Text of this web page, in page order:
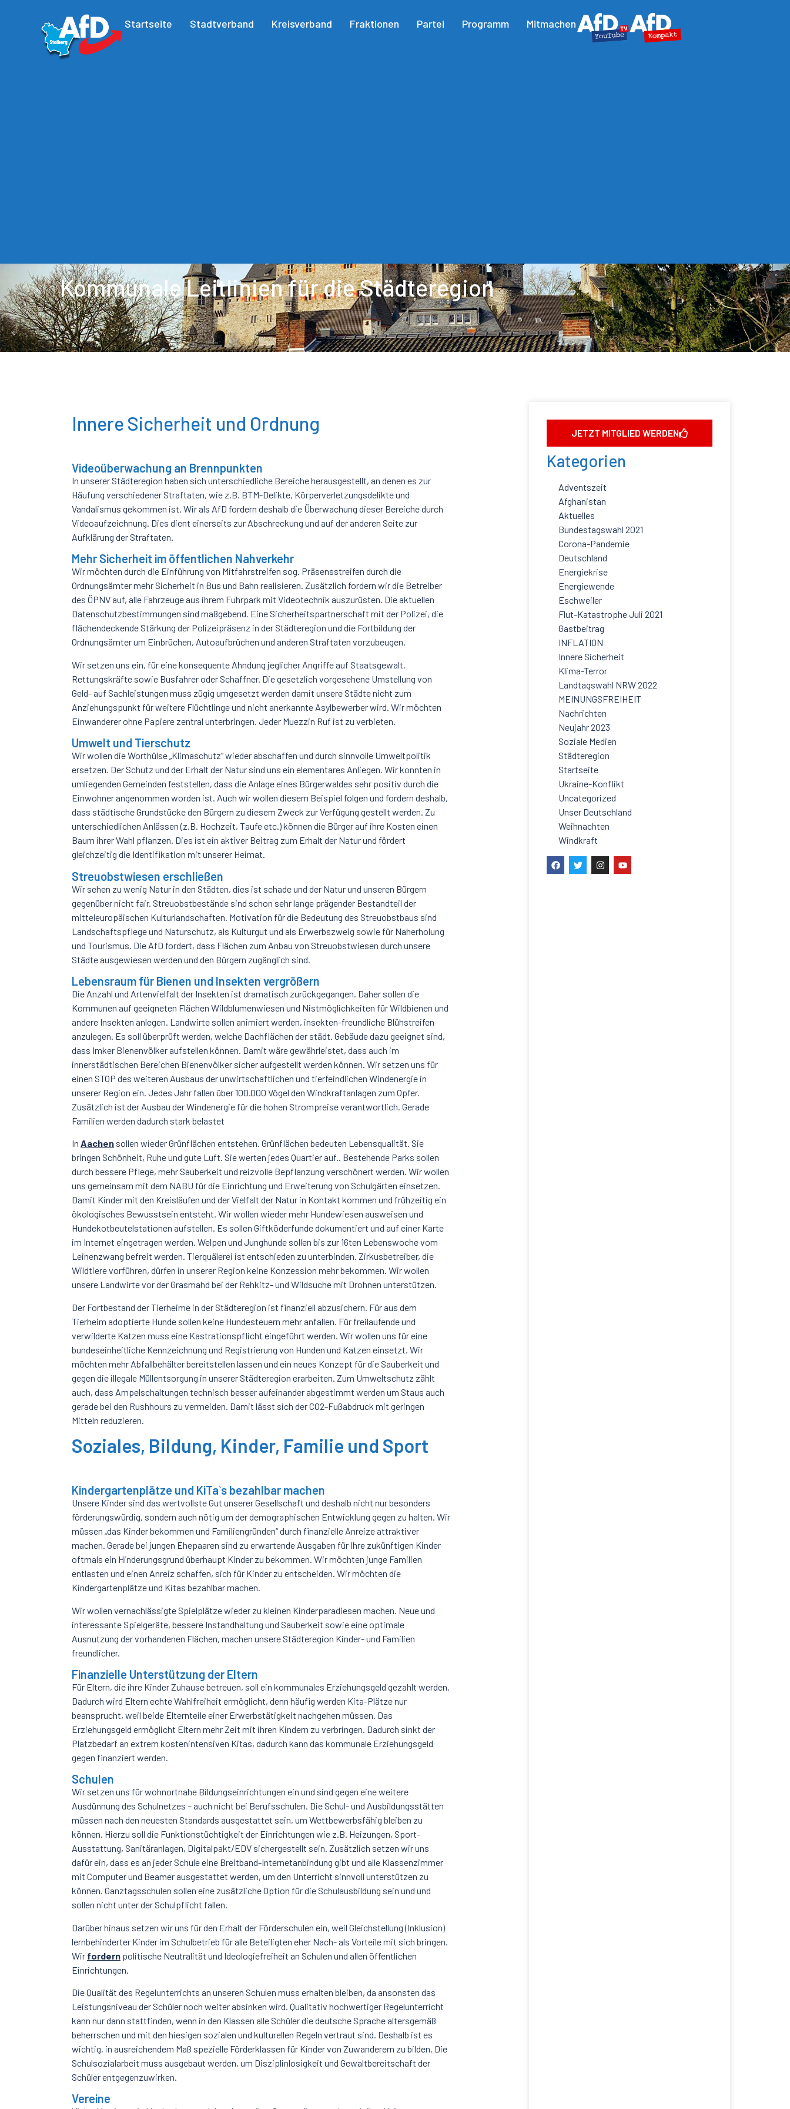
Startseite Stadtverband Kreisverband Fraktionen Partei Programm Mitmachen
Kommunale Leitlinien für die Städteregion
Innere Sicherheit und Ordnung
Videoüberwachung an Brennpunkten
In unserer Städteregion haben sich unterschiedliche Bereiche herausgestellt, an denen es zur
Häufung verschiedener Straftaten, wie z.B. BTM-Delikte, Körperverletzungsdelikte und
Vandalismus gekommen ist. Wir als AfD fordern deshalb die Überwachung dieser Bereiche durch
Videoaufzeichnung. Dies dient einerseits zur Abschreckung und auf der anderen Seite zur
Aufklärung der Straftaten.
Mehr Sicherheit im öffentlichen Nahverkehr
Wir möchten durch die Einführung von Mitfahrstreifen sog. Präsensstreifen durch die
Ordnungsämter mehr Sicherheit in Bus und Bahn realisieren. Zusätzlich fordern wir die Betreiber
des ÖPNV auf, alle Fahrzeuge aus ihrem Fuhrpark mit Videotechnik auszurüsten. Die aktuellen
Datenschutzbestimmungen sind maßgebend. Eine Sicherheitspartnerschaft mit der Polizei, die
flächendeckende Stärkung der Polizeipräsenz in der Städteregion und die Fortbildung der
Ordnungsämter um Einbrüchen, Autoaufbrüchen und anderen Straftaten vorzubeugen.
Wir setzen uns ein, für eine konsequente Ahndung jeglicher Angriffe auf Staatsgewalt,
Rettungskräfte sowie Busfahrer oder Schaffner. Die gesetzlich vorgesehene Umstellung von
Geld- auf Sachleistungen muss zügig umgesetzt werden damit unsere Städte nicht zum
Anziehungspunkt für weitere Flüchtlinge und nicht anerkannte Asylbewerber wird. Wir möchten
Einwanderer ohne Papiere zentral unterbringen. Jeder Muezzin Ruf ist zu verbieten.
Umwelt und Tierschutz
Wir wollen die Worthülse „Klimaschutz“ wieder abschaffen und durch sinnvolle Umweltpolitik
ersetzen. Der Schutz und der Erhalt der Natur sind uns ein elementares Anliegen. Wir konnten in
umliegenden Gemeinden feststellen, dass die Anlage eines Bürgerwaldes sehr positiv durch die
Einwohner angenommen worden ist. Auch wir wollen diesem Beispiel folgen und fordern deshalb,
dass städtische Grundstücke den Bürgern zu diesem Zweck zur Verfügung gestellt werden. Zu
unterschiedlichen Anlässen (z.B. Hochzeit, Taufe etc.) können die Bürger auf ihre Kosten einen
Baum ihrer Wahl pflanzen. Dies ist ein aktiver Beitrag zum Erhalt der Natur und fördert
gleichzeitig die Identifikation mit unserer Heimat.
Streuobstwiesen erschließen
Wir sehen zu wenig Natur in den Städten, dies ist schade und der Natur und unseren Bürgern
gegenüber nicht fair. Streuobstbestände sind schon sehr lange prägender Bestandteil der
mitteleuropäischen Kulturlandschaften. Motivation für die Bedeutung des Streuobstbaus sind
Landschaftspflege und Naturschutz, als Kulturgut und als Erwerbszweig sowie für Naherholung
und Tourismus. Die AfD fordert, dass Flächen zum Anbau von Streuobstwiesen durch unsere
Städte ausgewiesen werden und den Bürgern zugänglich sind.
Lebensraum für Bienen und Insekten vergrößern
Die Anzahl und Artenvielfalt der Insekten ist dramatisch zurückgegangen. Daher sollen die
Kommunen auf geeigneten Flächen Wildblumenwiesen und Nistmöglichkeiten für Wildbienen und
andere Insekten anlegen. Landwirte sollen animiert werden, insekten-freundliche Blühstreifen
anzulegen. Es soll überprüft werden, welche Dachflächen der städt. Gebäude dazu geeignet sind,
dass Imker Bienenvölker aufstellen können. Damit wäre gewährleistet, dass auch im
innerstädtischen Bereichen Bienenvölker sicher aufgestellt werden können. Wir setzen uns für
einen STOP des weiteren Ausbaus der unwirtschaftlichen und tierfeindlichen Windenergie in
unserer Region ein. Jedes Jahr fallen über 100.000 Vögel den Windkraftanlagen zum Opfer.
Zusätzlich ist der Ausbau der Windenergie für die hohen Strompreise verantwortlich. Gerade
Familien werden dadurch stark belastet
In Aachen sollen wieder Grünflächen entstehen. Grünflächen bedeuten Lebensqualität. Sie
bringen Schönheit, Ruhe und gute Luft. Sie werten jedes Quartier auf.. Bestehende Parks sollen
durch bessere Pflege, mehr Sauberkeit und reizvolle Bepflanzung verschönert werden. Wir wollen
uns gemeinsam mit dem NABU für die Einrichtung und Erweiterung von Schulgärten einsetzen.
Damit Kinder mit den Kreisläufen und der Vielfalt der Natur in Kontakt kommen und frühzeitig ein
ökologisches Bewusstsein entsteht. Wir wollen wieder mehr Hundewiesen ausweisen und
Hundekotbeutelstationen aufstellen. Es sollen Giftköderfunde dokumentiert und auf einer Karte
im Internet eingetragen werden. Welpen und Junghunde sollen bis zur 16ten Lebenswoche vom
Leinenzwang befreit werden. Tierquälerei ist entschieden zu unterbinden. Zirkusbetreiber, die
Wildtiere vorführen, dürfen in unserer Region keine Konzession mehr bekommen. Wir wollen
unsere Landwirte vor der Grasmahd bei der Rehkitz- und Wildsuche mit Drohnen unterstützen.
Der Fortbestand der Tierheime in der Städteregion ist finanziell abzusichern. Für aus dem
Tierheim adoptierte Hunde sollen keine Hundesteuern mehr anfallen. Für freilaufende und
verwilderte Katzen muss eine Kastrationspflicht eingeführt werden. Wir wollen uns für eine
bundeseinheitliche Kennzeichnung und Registrierung von Hunden und Katzen einsetzt. Wir
möchten mehr Abfallbehälter bereitstellen lassen und ein neues Konzept für die Sauberkeit und
gegen die illegale Müllentsorgung in unserer Städteregion erarbeiten. Zum Umweltschutz zählt
auch, dass Ampelschaltungen technisch besser aufeinander abgestimmt werden um Staus auch
gerade bei den Rushhours zu vermeiden. Damit lässt sich der CO2-Fußabdruck mit geringen
Mitteln reduzieren.
Soziales, Bildung, Kinder, Familie und Sport
Kindergartenplätze und KiTa`s bezahlbar machen
Unsere Kinder sind das wertvollste Gut unserer Gesellschaft und deshalb nicht nur besonders
förderungswürdig, sondern auch nötig um der demographischen Entwicklung gegen zu halten. Wir
müssen „das Kinder bekommen und Familiengründen“ durch finanzielle Anreize attraktiver
machen. Gerade bei jungen Ehepaaren sind zu erwartende Ausgaben für Ihre zukünftigen Kinder
oftmals ein Hinderungsgrund überhaupt Kinder zu bekommen. Wir möchten junge Familien
entlasten und einen Anreiz schaffen, sich für Kinder zu entscheiden. Wir möchten die
Kindergartenplätze und Kitas bezahlbar machen.
Wir wollen vernachlässigte Spielplätze wieder zu kleinen Kinderparadiesen machen. Neue und
interessante Spielgeräte, bessere Instandhaltung und Sauberkeit sowie eine optimale
Ausnutzung der vorhandenen Flächen, machen unsere Städteregion Kinder- und Familien
freundlicher.
Finanzielle Unterstützung der Eltern
Für Eltern, die ihre Kinder Zuhause betreuen, soll ein kommunales Erziehungsgeld gezahlt werden.
Dadurch wird Eltern echte Wahlfreiheit ermöglicht, denn häufig werden Kita-Plätze nur
beansprucht, weil beide Elternteile einer Erwerbstätigkeit nachgehen müssen. Das
Erziehungsgeld ermöglicht Eltern mehr Zeit mit ihren Kindern zu verbringen. Dadurch sinkt der
Platzbedarf an extrem kostenintensiven Kitas, dadurch kann das kommunale Erziehungsgeld
gegen finanziert werden.
Schulen
Wir setzen uns für wohnortnahe Bildungseinrichtungen ein und sind gegen eine weitere
Ausdünnung des Schulnetzes – auch nicht bei Berufsschulen. Die Schul- und Ausbildungsstätten
müssen nach den neuesten Standards ausgestattet sein, um Wettbewerbsfähig bleiben zu
können. Hierzu soll die Funktionstüchtigkeit der Einrichtungen wie z.B. Heizungen, Sport-
Ausstattung, Sanitäranlagen, Digitalpakt/EDV sichergestellt sein. Zusätzlich setzen wir uns
dafür ein, dass es an jeder Schule eine Breitband-Internetanbindung gibt und alle Klassenzimmer
mit Computer und Beamer ausgestattet werden, um den Unterricht sinnvoll unterstützen zu
können. Ganztagsschulen sollen eine zusätzliche Option für die Schulausbildung sein und und
sollen nicht unter der Schulpflicht fallen.
Darüber hinaus setzen wir uns für den Erhalt der Förderschulen ein, weil Gleichstellung (Inklusion)
lernbehinderter Kinder im Schulbetrieb für alle Beteiligten eher Nach- als Vorteile mit sich bringen.
Wir fordern politische Neutralität und Ideologiefreiheit an Schulen und allen öffentlichen
Einrichtungen.
Die Qualität des Regelunterrichts an unseren Schulen muss erhalten bleiben, da ansonsten das
Leistungsniveau der Schüler noch weiter absinken wird. Qualitativ hochwertiger Regelunterricht
kann nur dann stattfinden, wenn in den Klassen alle Schüler die deutsche Sprache altersgemäß
beherrschen und mit den hiesigen sozialen und kulturellen Regeln vertraut sind. Deshalb ist es
wichtig, in ausreichendem Maß spezielle Förderklassen für Kinder von Zuwanderern zu bilden. Die
Schulsozialarbeit muss ausgebaut werden, um Disziplinlosigkeit und Gewaltbereitschaft der
Schüler entgegenzuwirken.
Vereine
JETZT MITGLIED WERDEN
Kategorien
Adventszeit
Afghanistan
Aktuelles
Bundestagswahl 2021
Corona-Pandemie
Deutschland
Energiekrise
Energiewende
Eschweiler
Flut-Katastrophe Juli 2021
Gastbeitrag
INFLATION
Innere Sicherheit
Klima-Terror
Landtagswahl NRW 2022
MEINUNGSFREIHEIT
Nachrichten
Neujahr 2023
Soziale Medien
Städteregion
Startseite
Ukraine-Konflikt
Uncategorized
Unser Deutschland
Weihnachten
Windkraft